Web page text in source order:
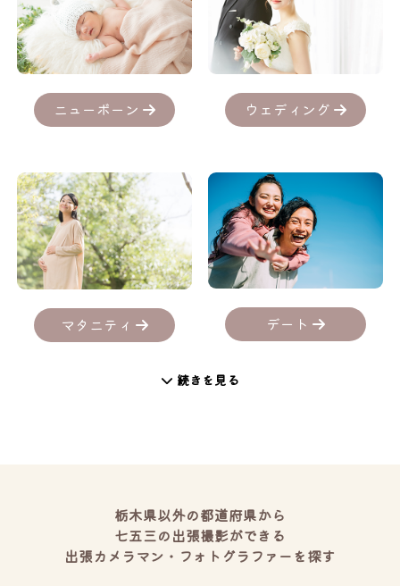
ニューボーン ウェディング
マタニティ デート
続きを見る
栃木県以外の都道府県から
七五三の出張撮影ができる
出張カメラマン・フォトグラファーを探す